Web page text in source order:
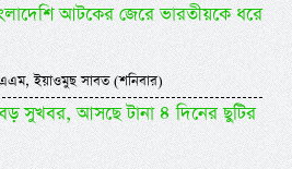
আটকের জেরে ভারতীয়কে ধরে
ইয়াওমুছ সাবত (শনিবার)
সুখবর, আসছে টানা ৪ দিনের ছুটির